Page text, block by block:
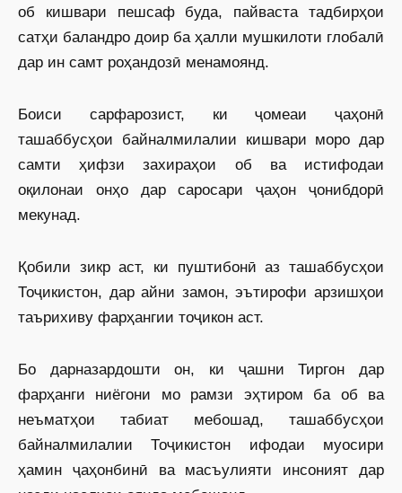
об кишвари пешсаф буда, пайваста тадбирҳои
сатҳи баландро доир ба ҳалли мушкилоти глобалӣ
дар ин самт роҳандозӣ менамоянд.
Боиси сарфарозист, ки ҷомеаи ҷаҳонӣ
ташаббусҳои байналмилалии кишвари моро дар
самти ҳифзи захираҳои об ва истифодаи
оқилонаи онҳо дар саросари ҷаҳон ҷонибдорӣ
мекунад.
Қобили зикр аст, ки пуштибонӣ аз ташаббусҳои
Тоҷикистон, дар айни замон, эътирофи арзишҳои
таърихиву фарҳангии тоҷикон аст.
Бо дарназардошти он, ки ҷашни Тиргон дар
фарҳанги ниёгони мо рамзи эҳтиром ба об ва
неъматҳои табиат мебошад, ташаббусҳои
байналмилалии Тоҷикистон ифодаи муосири
ҳамин ҷаҳонбинӣ ва масъулияти инсоният дар